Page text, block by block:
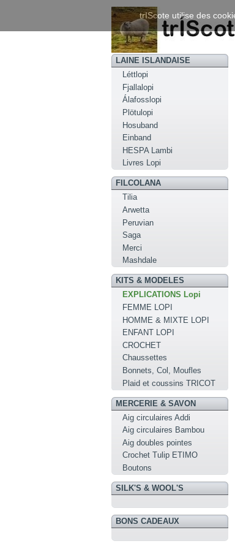
LAINE ISLANDAISE
Léttlopi
Fjallalopi
Álafosslopi
Plötulopi
Hosuband
Einband
HESPA Lambi
Livres Lopi
FILCOLANA
Tilia
Arwetta
Peruvian
Saga
Merci
Mashdale
KITS & MODELES
EXPLICATIONS Lopi
FEMME LOPI
HOMME & MIXTE LOPI
ENFANT LOPI
CROCHET
Chaussettes
Bonnets, Col, Moufles
Plaid et coussins TRICOT
MERCERIE & SAVON
Aig circulaires Addi
Aig circulaires Bambou
Aig doubles pointes
Crochet Tulip ETIMO
Boutons
SILK'S & WOOL'S
BONS CADEAUX
trIScote utilise des